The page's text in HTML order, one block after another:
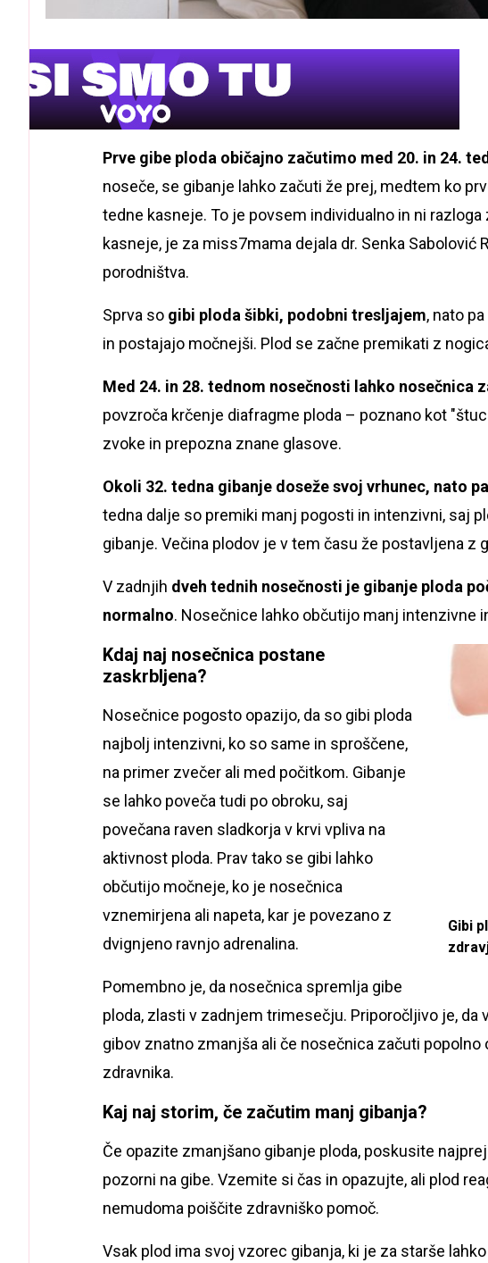
Prve gibe ploda običajno začutimo med 20. in 24.
noseče, se gibanje lahko začuti že prej, medtem ko
tedne kasneje. To je povsem individualno in ni
kasneje, je za miss7mama dejala dr. Senka Sabolović
porodništva.
Sprva so gibi ploda šibki, podobni tresljajem, nato
in postajajo močnejši. Plod se začne premikati z
Med 24. in 28. tednom nosečnosti lahko
povzroča krčenje diafragme ploda – poznano kot
zvoke in prepozna znane glasove.
Okoli 32. tedna gibanje doseže svoj vrhunec, nato
tedna dalje so premiki manj pogosti in intenzivni, saj
gibanje. Večina plodov je v tem času že postavljena z
V zadnjih dveh tednih nosečnosti je gibanje ploda
normalno. Nosečnice lahko občutijo manj intenzivne
Gibi
Kdaj naj nosečnica postane
zaskrbljena?
Nosečnice pogosto opazijo, da so gibi ploda
najbolj intenzivni, ko so same in sproščene,
na primer zvečer ali med počitkom. Gibanje
se lahko poveča tudi po obroku, saj
povečana raven sladkorja v krvi vpliva na
aktivnost ploda. Prav tako se gibi lahko
občutijo močneje, ko je nosečnica
vznemirjena ali napeta, kar je povezano z
dvignjeno ravnjo adrenalina.
Pomembno je, da nosečnica spremlja gibe
ploda, zlasti v zadnjem trimesečju. Priporočljivo je,
gibov znatno zmanjša ali če nosečnica začuti
zdravnika.
Kaj naj storim, če začutim manj gibanja?
Če opazite zmanjšano gibanje ploda, poskusite
pozorni na gibe. Vzemite si čas in opazujte, ali plod
nemudoma poiščite zdravniško pomoč.
Vsak plod ima svoj vzorec gibanja, ki je za starše